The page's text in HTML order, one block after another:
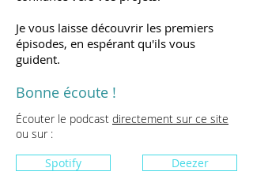
Je vous laisse découvrir les premiers
épisodes, en espérant qu'ils vous
guident.
Bonne écoute !
Écouter le podcast directement sur ce site
ou sur :
Spotify
Deezer